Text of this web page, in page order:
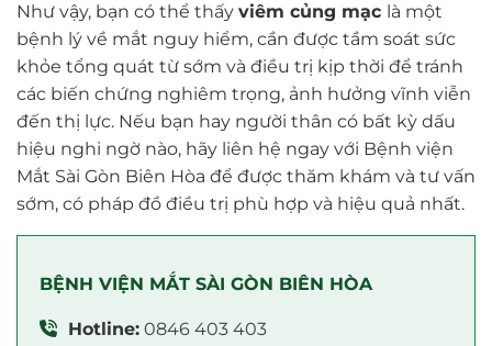
Như vậy, bạn có thể thấy viêm củng mạc là một
bệnh lý về mắt nguy hiểm, cần được tầm soát sức
khỏe tổng quát từ sớm và điều trị kịp thời để tránh
các biến chứng nghiêm trọng, ảnh hưởng vĩnh viễn
đến thị lực. Nếu bạn hay người thân có bất kỳ dấu
hiệu nghi ngờ nào, hãy liên hệ ngay với Bệnh viện
Mắt Sài Gòn Biên Hòa để được thăm khám và tư vấn
sớm, có pháp đồ điều trị phù hợp và hiệu quả nhất.
BỆNH VIỆN MẮT SÀI GÒN BIÊN HÒA
Hotline: 0846 403 403